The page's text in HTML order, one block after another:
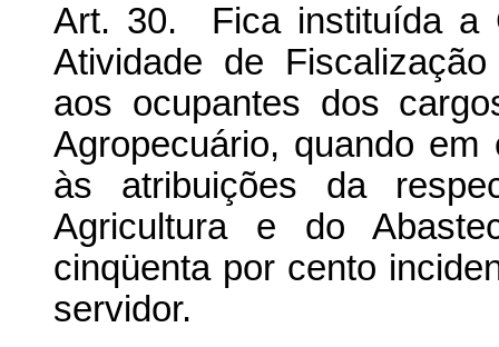
Art. 30. Fica instituída a
Atividade de
aos ocupantes dos
Agropecuário, quando
às atribuições da
Agricultura e do
cinqüenta por cento
servidor.